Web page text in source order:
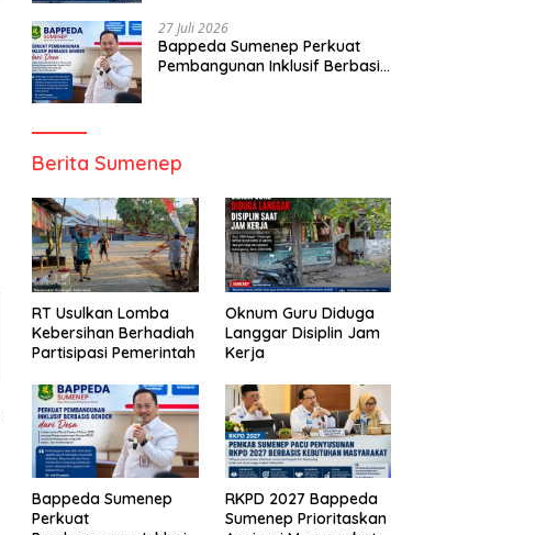
27 Juli 2026
Bappeda Sumenep Perkuat
Pembangunan Inklusif Berbasis
Berita Sumenep
RT Usulkan Lomba
Kebersihan Berhadiah
Partisipasi Pemerintah
Oknum Guru Diduga
Langgar Disiplin Jam
Kerja
Bappeda Sumenep
Perkuat
RKPD 2027 Bappeda
Sumenep Prioritaskan